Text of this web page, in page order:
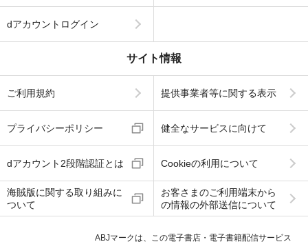
dアカウントログイン
サイト情報
ご利用規約 提供事業者等に関する表示
プライバシーポリシー 健全なサービスに向けて
dアカウント2段階認証とは Cookieの利用について
海賊版に関する取り組みに
ついて
お客さまのご利用端末から
の情報の外部送信について
ABJマークは、この電子書店・電子書籍配信サービス